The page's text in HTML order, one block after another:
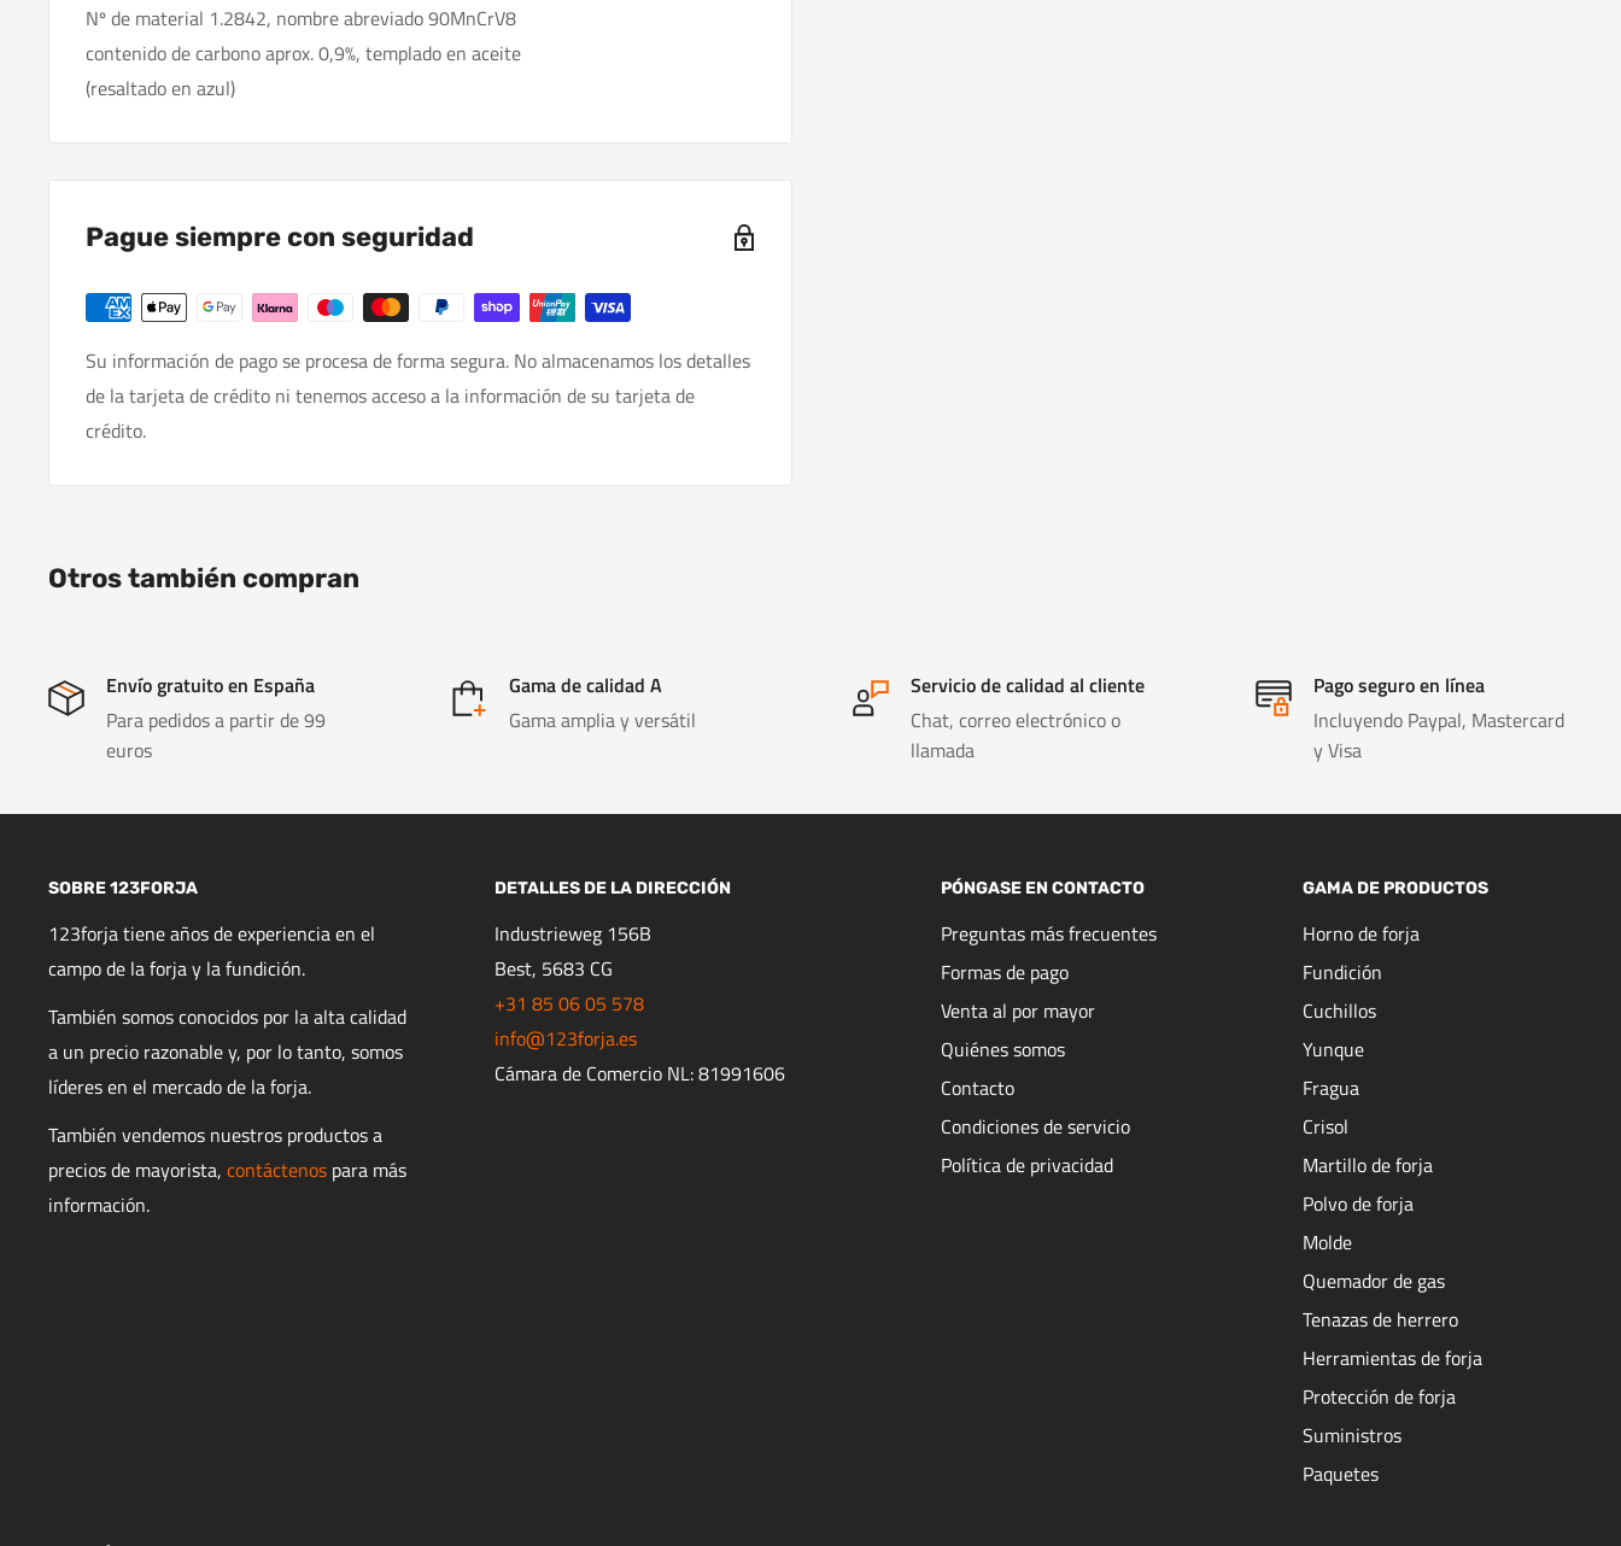
Nº de material 1.2842, nombre abreviado 90MnCrV8
contenido de carbono aprox. 0,9%, templado en aceite
(resaltado en azul)
Pague siempre con seguridad
Su información de pago se procesa de forma segura. No almacenamos los detalles
de la tarjeta de crédito ni tenemos acceso a la información de su tarjeta de
crédito.
Otros también compran
Envío gratuito en España
Para pedidos a partir de 99
euros
Gama de calidad A
Gama amplia y versátil
Servicio de calidad al cliente
Chat, correo electrónico o
llamada
Pago seguro en línea
Incluyendo Paypal, Mastercard
y Visa
SOBRE 123FORJA
123forja tiene años de experiencia en el
campo de la forja y la fundición.
También somos conocidos por la alta calidad
a un precio razonable y, por lo tanto, somos
líderes en el mercado de la forja.
También vendemos nuestros productos a
precios de mayorista, contáctenos para más
información.
DETALLES DE LA DIRECCIÓN
Industrieweg 156B
Best, 5683 CG
+31 85 06 05 578
info@123forja.es
Cámara de Comercio NL: 81991606
PÓNGASE EN CONTACTO
Preguntas más frecuentes
Formas de pago
Venta al por mayor
Quiénes somos
Contacto
Condiciones de servicio
Política de privacidad
GAMA DE PRODUCTOS
Horno de forja
Fundición
Cuchillos
Yunque
Fragua
Crisol
Martillo de forja
Polvo de forja
Molde
Quemador de gas
Tenazas de herrero
Herramientas de forja
Protección de forja
Suministros
Paquetes